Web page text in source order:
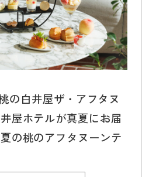
の白井屋ザ・アフタヌ
屋ホテルが真夏にお届
の桃のアフタヌーンテ